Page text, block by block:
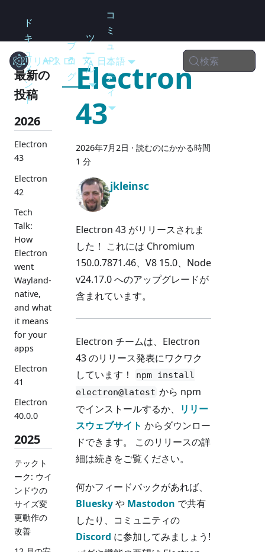
Electron
ド
キ
ュ
メ
ン
ト
API
ブ
ロ
グ
ツ
ー
ル
コ
ミ
ュ
ニ
テ
ィ
リリース 日本語 検索
最新の
投稿
2026
Electron
43
Electron
42
Tech
Talk:
How
Electron
went
Wayland-
native,
and what
it means
for your
apps
Electron
41
Electron
40.0.0
2025
テックト
ーク: ウイ
ンドウの
サイズ変
更動作の
改善
Electron
43
2026年7月2日 · 読むのにかかる時間
1 分
jkleinsc
Electron 43 がリリースされま
した！ これには Chromium
150.0.7871.46、V8 15.0、Node
v24.17.0 へのアップグレードが
含まれています。
Electron チームは、Electron
43 のリリース発表にワクワク
しています！
npm install
electron@latest から npm
でインストールするか、
リリー
スウェブサイト からダウンロー
ドできます。 このリリースの詳
細は続きをご覧ください。
何かフィードバックがあれば、
Blueskyや Mastodon で共有
したり、コミュニティの
Discord に参加してみましょう!